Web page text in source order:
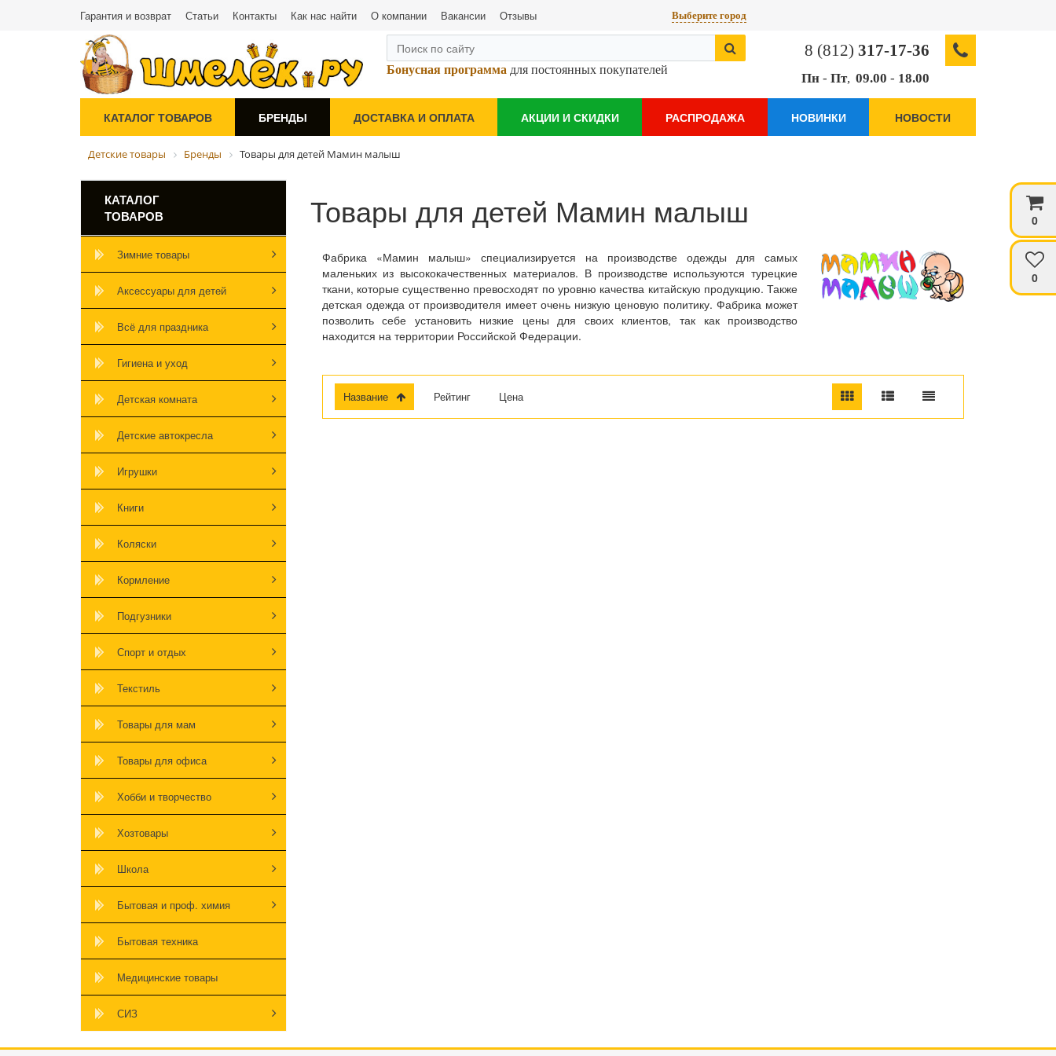
Гарантия и возврат Статьи Контакты Как нас найти О компании Вакансии Отзывы
0
0
Выберите город
Бонусная программа для постоянных покупателей
8 (812) 317-17-36
Пн - Пт, 09.00 - 18.00
КАТАЛОГ ТОВАРОВ БРЕНДЫ ДОСТАВКА И ОПЛАТА АКЦИИ И СКИДКИ РАСПРОДАЖА НОВИНКИ НОВОСТИ
Детские товары Бренды Товары для детей Мамин малыш
КАТАЛОГ
ТОВАРОВ
Зимние товары
Аксессуары для детей
Всё для праздника
Гигиена и уход
Детская комната
Детские автокресла
Игрушки
Книги
Коляски
Кормление
Подгузники
Спорт и отдых
Текстиль
Товары для мам
Товары для офиса
Хобби и творчество
Хозтовары
Школа
Бытовая и проф. химия
Бытовая техника
Медицинские товары
СИЗ
Товары для детей Мамин малыш
Фабрика «Мамин малыш» специализируется на производстве одежды для самых
маленьких из высококачественных материалов. В производстве используются турецкие
ткани, которые существенно превосходят по уровню качества китайскую продукцию. Также
детская одежда от производителя имеет очень низкую ценовую политику. Фабрика может
позволить себе установить низкие цены для своих клиентов, так как производство
находится на территории Российской Федерации.
Название Рейтинг Цена